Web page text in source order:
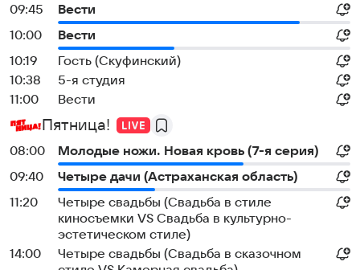
09:45
Вести
10:00
Вести
10:19
Гость (Скуфинский)
10:38
5-я студия
11:00
Вести
Пятница!
08:00
Молодые ножи. Hовая кpовь (7-я серия)
09:40
Четыре дачи (Астраханская область)
11:20
Четыре свадьбы (Свадьба в стиле
киносъемки VS Свадьба в культурно-
эстетическом стиле)
14:00
Четыре свадьбы (Свадьба в сказочном